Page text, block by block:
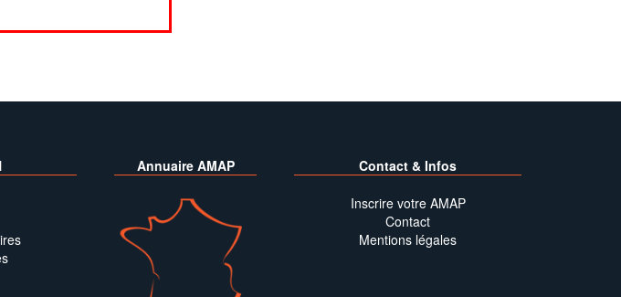
Annuaire AMAP Contact & Infos
Inscrire votre AMAP
Contact
Mentions légales